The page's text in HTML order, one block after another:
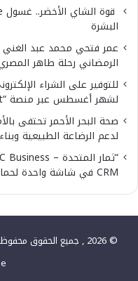
البشرة
عمر فتحي محمد عبد
الرمضاني رحلة طاهر
للتوفير على الشراء
لشهر أغسطس عبر منصة “Discount Codes Egypt”
صحة البحر الأحمر تحتفى
لدعم الرضاعة الطبيعية
CRM في شاشة واحدة لحماية الشركات من الغرامات وضياع الوقت
© 2026 , جميع الحقوق محفوظة نجوم العرب الأن |